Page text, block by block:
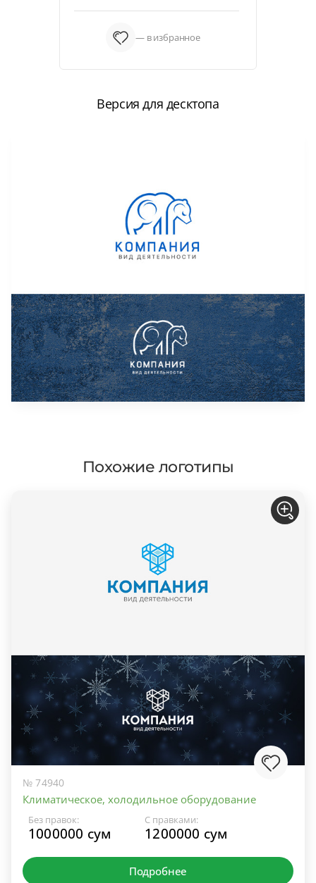
— в избранное
Версия для десктопа
Похожие логотипы
№ 74940
Климатическое, холодильное оборудование
Без правок:
1000000 сум
С правками:
1200000 сум
Подробнее